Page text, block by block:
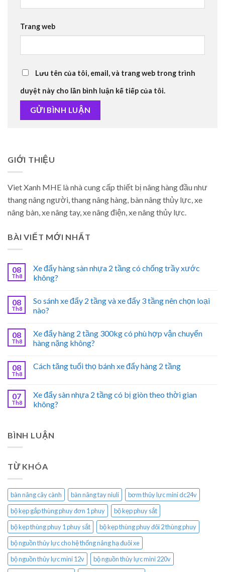
Trang web
Lưu tên của tôi, email, và trang web trong trình
duyệt này cho lần bình luận kế tiếp của tôi.
GIỚI THIỆU
Viet Xanh MHE là nhà cung cấp thiết bị nâng hàng đầu như
thang nâng người, thang nâng hàng, bàn nâng thủy lực, xe
nâng bàn, xe nâng tay, xe nâng điện, xe nâng thủy lực.
BÀI VIẾT MỚI NHẤT
08
Th8
Xe đẩy hàng sàn nhựa 2 tầng có chống trầy xước
không?
08
Th8
So sánh xe đẩy 2 tầng và xe đẩy 3 tầng nên chọn loại
nào?
08
Th8
Xe đẩy hàng 2 tầng 300kg có phù hợp vận chuyển
hàng nặng không?
08
Th8
Cách tăng tuổi thọ bánh xe đẩy hàng 2 tầng
07
Th8
Xe đẩy sàn nhựa 2 tầng có bị giòn theo thời gian
không?
BÌNH LUẬN
TỪ KHÓA
bàn nâng cây cành bàn nâng tay niuli
bơm thủy lực mini dc24v
bộ kẹp gắp thùng phuy đơn 1 phuy
bộ kẹp phuy sắt
bộ kẹp thùng phuy 1 phuy sắt
bộ kẹp thùng phuy đôi 2 thùng phuy
bộ nguồn thủy lực cho hệ thống nâng hạ đuôi xe
bộ nguồn thủy lực mini 12v
bộ nguồn thủy lực mini 220v